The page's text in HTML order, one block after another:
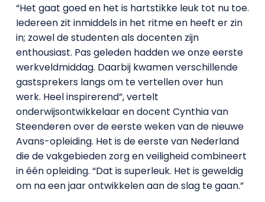
“Het gaat goed en het is hartstikke leuk tot nu toe.
Iedereen zit inmiddels in het ritme en heeft er zin
in; zowel de studenten als docenten zijn
enthousiast. Pas geleden hadden we onze eerste
werkveldmiddag. Daarbij kwamen verschillende
gastsprekers langs om te vertellen over hun
werk. Heel inspirerend”, vertelt
onderwijsontwikkelaar en docent Cynthia van
Steenderen over de eerste weken van de nieuwe
Avans-opleiding. Het is de eerste van Nederland
die de vakgebieden zorg en veiligheid combineert
in één opleiding. “Dat is superleuk. Het is geweldig
om na een jaar ontwikkelen aan de slag te gaan.”